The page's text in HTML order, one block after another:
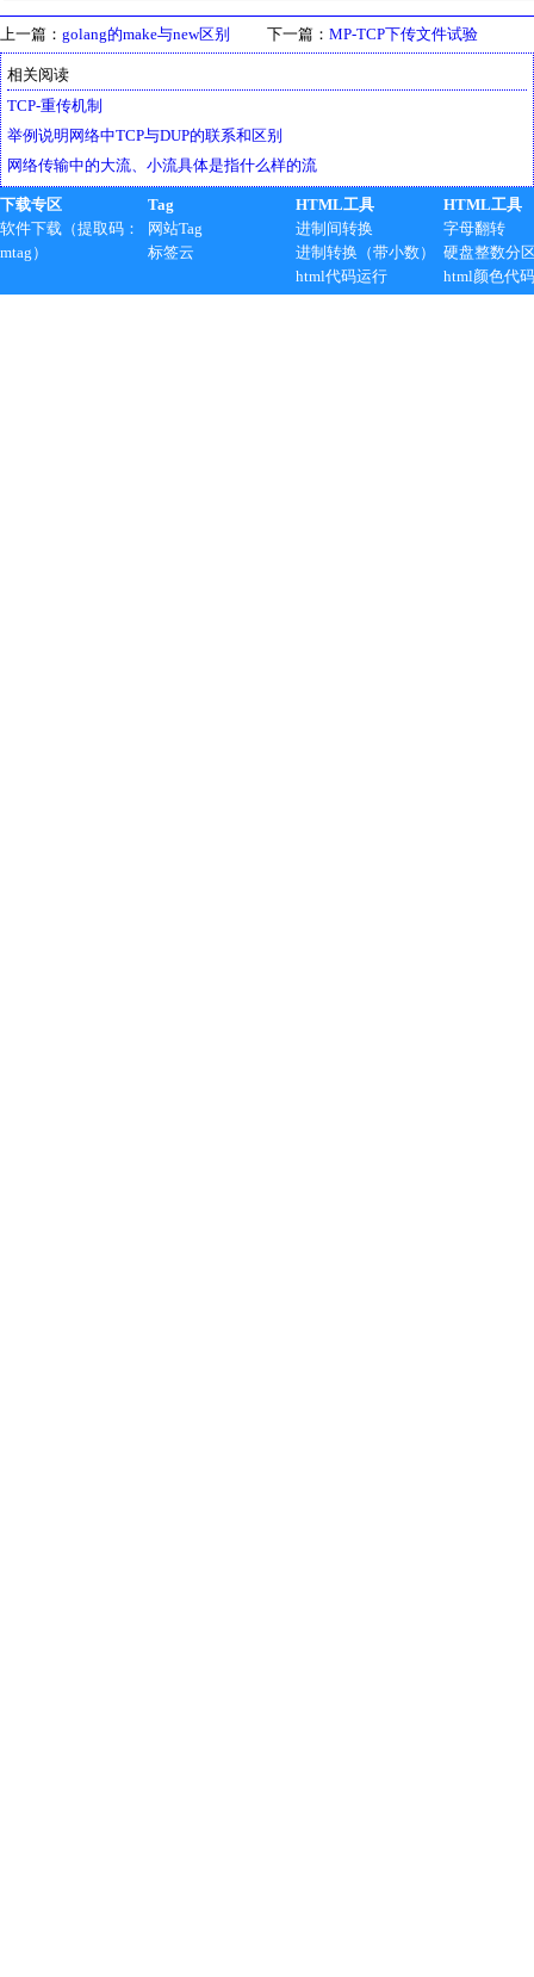
上一篇： golang的make与new区别 下一篇： MP-TCP下传文件试验
相关阅读
TCP-重传机制
举例说明网络中TCP与DUP的联系和区别
网络传输中的大流、小流具体是指什么样的流
下载专区
软件下载（提取码：
mtag）
Tag
网站Tag
标签云
HTML工具
进制间转换
进制转换（带小数）
html代码运行
HTML工具
字母翻转
硬盘整数分
html颜色代码